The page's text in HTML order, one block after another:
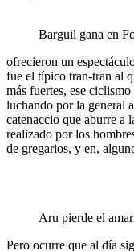
Barguil gana en
ofrecieron un
fue el típico tran-tran al
más fuertes, ese
luchando por la general
catenaccio que aburre a
realizado por los
de gregarios, y en,
Aru pierde el
Pero ocurre que al día